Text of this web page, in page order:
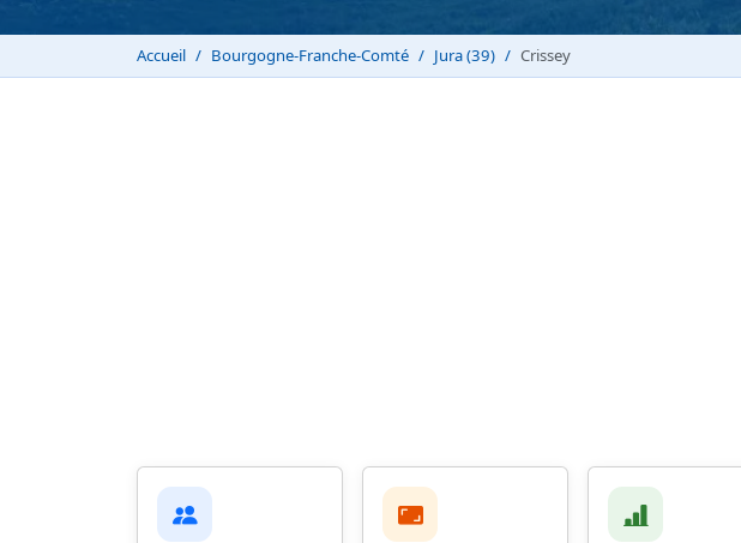
Accueil Bourgogne-Franche-Comté Jura (39) Crissey